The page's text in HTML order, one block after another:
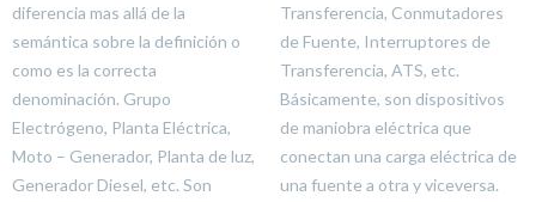
diferencia mas allá de la
semántica sobre la definición o
como es la correcta
denominación. Grupo
Electrógeno, Planta Eléctrica,
Moto – Generador, Planta de luz,
Generador Diesel, etc. Son
Transferencia, Conmutadores
de Fuente, Interruptores de
Transferencia, ATS, etc.
Básicamente, son dispositivos
de maniobra eléctrica que
conectan una carga eléctrica de
una fuente a otra y viceversa.